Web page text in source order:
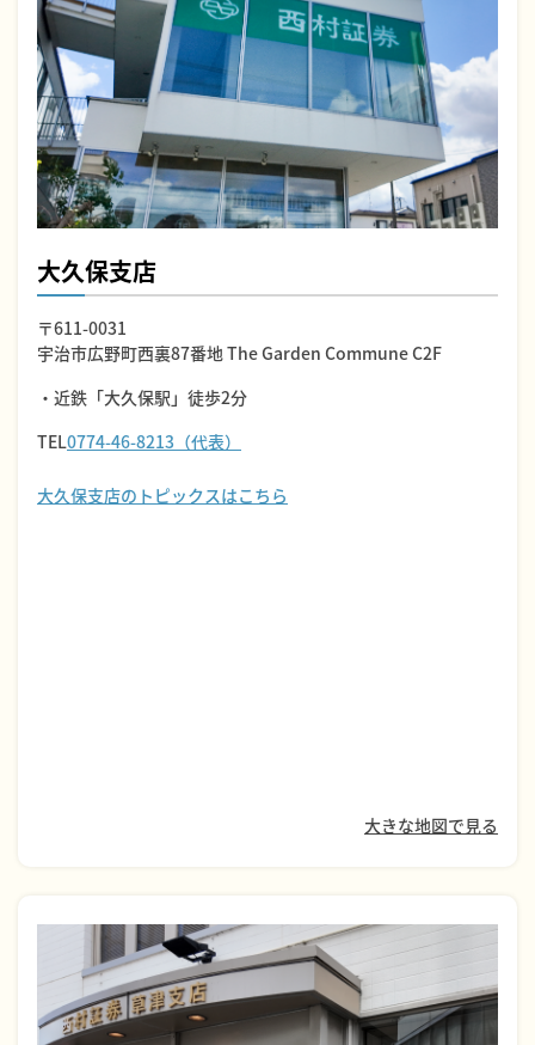
大久保支店
〒611-0031
宇治市広野町西裏87番地 The Garden Commune C2F
・近鉄「大久保駅」徒歩2分
TEL0774-46-8213（代表）
大久保支店のトピックスはこちら
大きな地図で見る